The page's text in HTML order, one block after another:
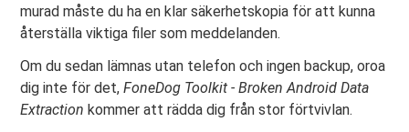
murad måste du ha en klar säkerhetskopia för att kunna
återställa viktiga filer som meddelanden.
Om du sedan lämnas utan telefon och ingen backup, oroa
dig inte för det,FoneDog Toolkit - Broken Android Data
Extraction kommer att rädda dig från stor förtvivlan.